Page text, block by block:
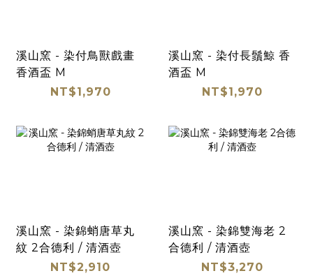
溪山窯 - 染付鳥獸戲畫
香酒盃 M
NT$1,970
溪山窯 - 染付長鬚鯨 香
酒盃 M
NT$1,970
溪山窯 - 染錦蛸唐草丸
紋 2合德利 / 清酒壺
NT$2,910
溪山窯 - 染錦雙海老 2
合德利 / 清酒壺
NT$3,270